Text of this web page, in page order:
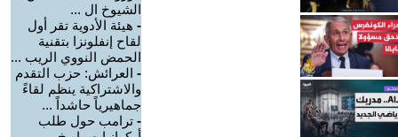
الشيوخ ال ...
- هيئة الأدوية تقر أول
لقاح إنفلونزا بتقنية
الحمض النووي الريب ...
- العرائش: حزب التقدم
والاشتراكية ينظم لقاءً
جماهيرياً حاشداً ...
- ترامب حول طلب